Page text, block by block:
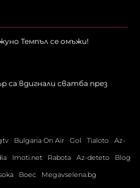
Темпъл се омъжи!
са вдигнали сватба през
Bulgaria On Air Gol Tialoto
Az-
Imoti.net Rabota Az-deteto
Blog
Boec Megavselena.bg